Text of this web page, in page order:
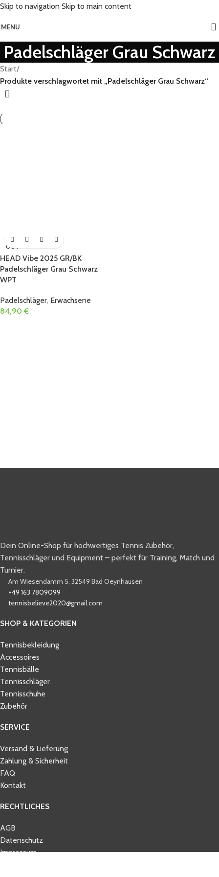
Skip to navigation Skip to main content
MENU
Padelschläger Grau Schwarz
Start/
Produkte verschlagwortet mit „Padelschläger Grau Schwarz“
SOLD
OUT
HEAD Vibe 2025 GR/BK
Padelschläger Grau Schwarz
WPT
Padelschläger, Erwachsene
84,90€
Dein Online-Shop für hochwertiges Tennis Zubehör,
Tennisschläger und Equipment – perfekt für Training, Match und
Turnier.
Am Wiesendamm 5, 32549 Bad Oeynhausen
+49 163 7809099
tennisbelieve2020@gmail.com
SHOP & KATEGORIEN
Tennisbekleidung
Accessoires
Tennisbälle
Tennisschläger
Tennisschuhe
Zubehör
SERVICE
Versand & Lieferung
Zahlung & Sicherheit
FAQ
Kontakt
RECHTLICHES
AGB
Datenschutz
Impressum